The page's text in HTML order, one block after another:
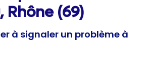
Rhône (69)
à signaler un problème à